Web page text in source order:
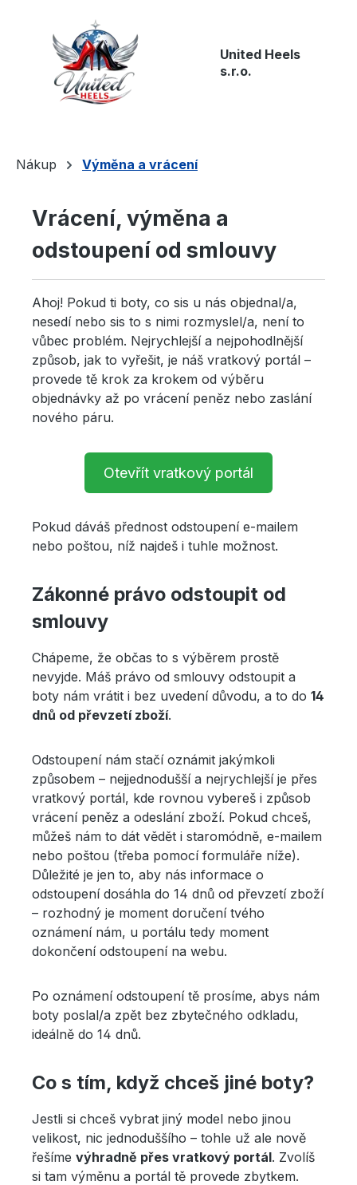
Přejít na hlavní obsah
United Heels
s.r.o.
Nákup Výměna a vrácení
Vrácení, výměna a
odstoupení od smlouvy
Ahoj! Pokud ti boty, co sis u nás objednal/a,
nesedí nebo sis to s nimi rozmyslel/a, není to
vůbec problém. Nejrychlejší a nejpohodlnější
způsob, jak to vyřešit, je náš vratkový portál –
provede tě krok za krokem od výběru
objednávky až po vrácení peněz nebo zaslání
nového páru.
Otevřít vratkový portál
Pokud dáváš přednost odstoupení e-mailem
nebo poštou, níž najdeš i tuhle možnost.
Zákonné právo odstoupit od
smlouvy
Chápeme, že občas to s výběrem prostě
nevyjde. Máš právo od smlouvy odstoupit a
boty nám vrátit i bez uvedení důvodu, a to do 14
dnů od převzetí zboží.
Odstoupení nám stačí oznámit jakýmkoli
způsobem – nejjednodušší a nejrychlejší je přes
vratkový portál, kde rovnou vybereš i způsob
vrácení peněz a odeslání zboží. Pokud chceš,
můžeš nám to dát vědět i staromódně, e-mailem
nebo poštou (třeba pomocí formuláře níže).
Důležité je jen to, aby nás informace o
odstoupení dosáhla do 14 dnů od převzetí zboží
– rozhodný je moment doručení tvého
oznámení nám, u portálu tedy moment
dokončení odstoupení na webu.
Po oznámení odstoupení tě prosíme, abys nám
boty poslal/a zpět bez zbytečného odkladu,
ideálně do 14 dnů.
Co s tím, když chceš jiné boty?
Jestli si chceš vybrat jiný model nebo jinou
velikost, nic jednoduššího – tohle už ale nově
řešíme výhradně přes vratkový portál. Zvolíš
si tam výměnu a portál tě provede zbytkem.